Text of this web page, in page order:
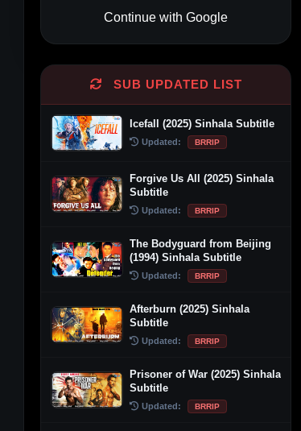
Continue with Google
SUB UPDATED LIST
Icefall (2025) Sinhala Subtitle
Updated: BRRIP
Forgive Us All (2025) Sinhala
Subtitle
Updated: BRRIP
The Bodyguard from Beijing
(1994) Sinhala Subtitle
Updated: BRRIP
Afterburn (2025) Sinhala
Subtitle
Updated: BRRIP
Prisoner of War (2025) Sinhala
Subtitle
Updated: BRRIP